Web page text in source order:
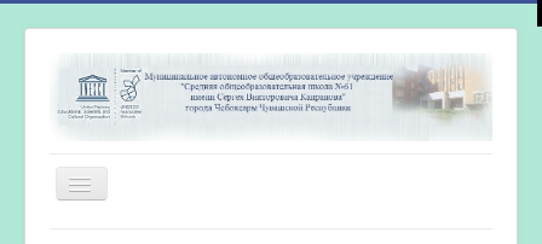
Включить/
выключить